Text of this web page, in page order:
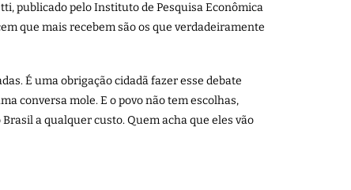
publicado pelo Instituto de Pesquisa Econômica
que mais recebem são os que verdadeiramente
É uma obrigação cidadã fazer esse debate
conversa mole. E o povo não tem escolhas,
a qualquer custo. Quem acha que eles vão